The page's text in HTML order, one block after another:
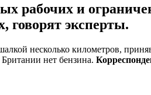
рабочих и
говорят эксперты.
несколько километров,
нет бензина.